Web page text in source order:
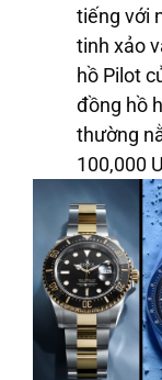
tiếng với
tinh xảo
hồ Pilot
đồng hồ
thường
100,000